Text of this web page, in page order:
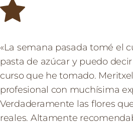
«La semana pasada tomé el
pasta de azúcar y puedo
curso que he tomado.
profesional con muchísima
Verdaderamente las flores
reales. Altamente